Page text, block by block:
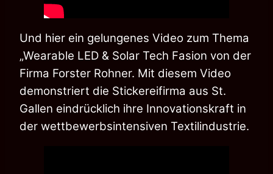
Und hier ein gelungenes Video zum Thema
„Wearable LED & Solar Tech Fasion von der
Firma Forster Rohner. Mit diesem Video
demonstriert die Stickereifirma aus St.
Gallen eindrücklich ihre Innovationskraft in
der wettbewerbsintensiven Textilindustrie.